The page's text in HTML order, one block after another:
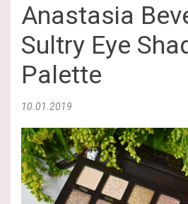
Anastasia
Sultry Eye
Palette
10.01.2019